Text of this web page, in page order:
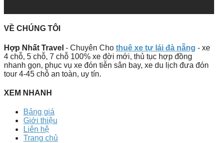
VỀ CHÚNG TÔI
Hợp Nhất Travel - Chuyên Cho thuê xe tự lái đà nẵng - xe
4 chỗ, 5 chỗ, 7 chỗ 100% xe đời mới, thủ tục hợp đồng
nhanh gọn, phục vụ xe đón tiễn sân bay, xe du lịch đưa đón
tour 4-45 chỗ an toàn, uy tín.
XEM NHANH
Bảng giá
Giới thiệu
Liên hệ
Trang chủ